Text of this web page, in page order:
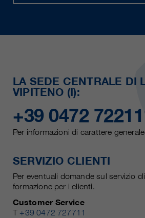
LA SEDE CENTRALE DI
VIPITENO (I):
+39 0472
Per informazioni di carattere generale
SERVIZIO CLIENTI
Per eventuali domande sul servizio
formazione per i clienti.
Customer Service
T +39 0472 727711